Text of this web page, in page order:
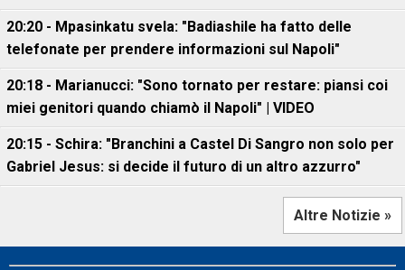
20:20 - Mpasinkatu svela: "Badiashile ha fatto delle
telefonate per prendere informazioni sul Napoli"
20:18 - Marianucci: "Sono tornato per restare: piansi coi
miei genitori quando chiamò il Napoli" | VIDEO
20:15 - Schira: "Branchini a Castel Di Sangro non solo per
Gabriel Jesus: si decide il futuro di un altro azzurro"
Altre Notizie »